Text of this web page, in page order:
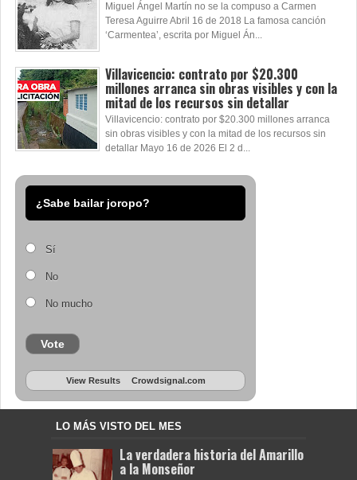
Miguel Ángel Martín no se la compuso a Carmen
Teresa Aguirre Abril 16 de 2018 La famosa canción
‘Carmentea’, escrita por Miguel Án...
Villavicencio: contrato por $20.300
millones arranca sin obras visibles y con la
mitad de los recursos sin detallar
Villavicencio: contrato por $20.300 millones arranca
sin obras visibles y con la mitad de los recursos sin
detallar Mayo 16 de 2026 El 2 d...
¿Sabe bailar joropo?
Sí
No
No mucho
Vote
View Results Crowdsignal.com
LO MÁS VISTO DEL MES
La verdadera historia del Amarillo
a la Monseñor